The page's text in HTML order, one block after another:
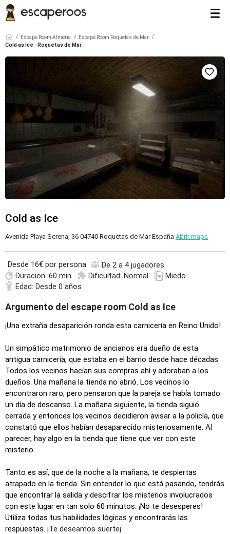
Escape Room Almeria
Escape Room Roquetas de Mar
Cold as Ice - Roquetas de Mar
Cold as Ice
Avenida Playa Serena, 36 04740 Roquetas de Mar España Abrir mapa
Desde 16€ por persona
De 2 a 4 jugadores
Duracion: 60 min.
Dificultad: Normal
Miedo
Edad: Desde 0 años
Argumento del escape room Cold as Ice
¡Una extraña desaparición ronda esta carnicería en Reino Unido!
Un simpático matrimonio de ancianos era dueño de esta
antigua carnicería, que estaba en el barrio desde hace décadas.
Todos los vecinos hacían sus compras ahí y adoraban a los
dueños. Una mañana la tienda no abrió. Los vecinos lo
encontraron raro, pero pensaron que la pareja se había tomado
un día de descanso. La mañana siguiente, la tienda siguió
cerrada y entonces los vecinos decidieron avisar a la policía, que
constató que ellos habían desaparecido misteriosamente. Al
parecer, hay algo en la tienda que tiene que ver con este
misterio.
Tanto es así, que de la noche a la mañana, te despiertas
atrapado en la tienda. Sin entender lo que está pasando, tendrás
que encontrar la salida y descifrar los misterios involucrados
con este lugar en tan solo 60 minutos. ¡No te desesperes!
Utiliza todas tus habilidades lógicas y encontrarás las
respuestas. ¡Te deseamos suerte¡